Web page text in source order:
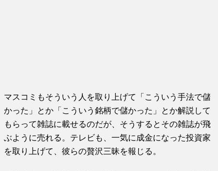
マスコミもそういう人を取り上げて「こういう手法で儲
かった」とか「こういう銘柄で儲かった」とか解説して
もらって雑誌に載せるのだが、そうするとその雑誌が飛
ぶように売れる。テレビも、一気に成金になった投資家
を取り上げて、彼らの贅沢三昧を報じる。